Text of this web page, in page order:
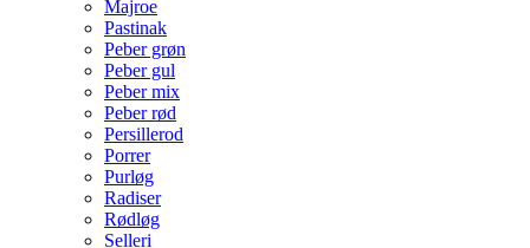
Majroe
Pastinak
Peber grøn
Peber gul
Peber mix
Peber rød
Persillerod
Porrer
Purløg
Radiser
Rødløg
Selleri